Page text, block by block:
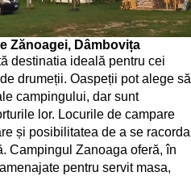
Zănoagei, Dâmbovița
destinatia ideală pentru cei
drumeții. Oaspeții pot alege să
campingului, dar sunt
lor. Locurile de campare
și posibilitatea de a se racorda
Campingul Zanoaga oferă, în
pentru servit masa,